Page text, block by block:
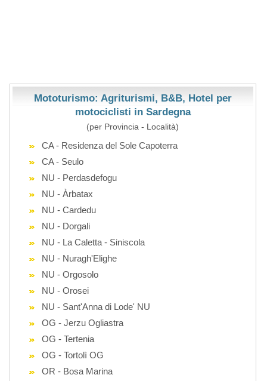
Mototurismo: Agriturismi, B&B, Hotel per
motociclisti in Sardegna
(per Provincia - Località)
CA - Residenza del Sole Capoterra
CA - Seulo
NU - Perdasdefogu
NU - Àrbatax
NU - Cardedu
NU - Dorgali
NU - La Caletta - Siniscola
NU - Nuragh'Elighe
NU - Orgosolo
NU - Orosei
NU - Sant'Anna di Lode' NU
OG - Jerzu Ogliastra
OG - Tertenia
OG - Tortolì OG
OR - Bosa Marina